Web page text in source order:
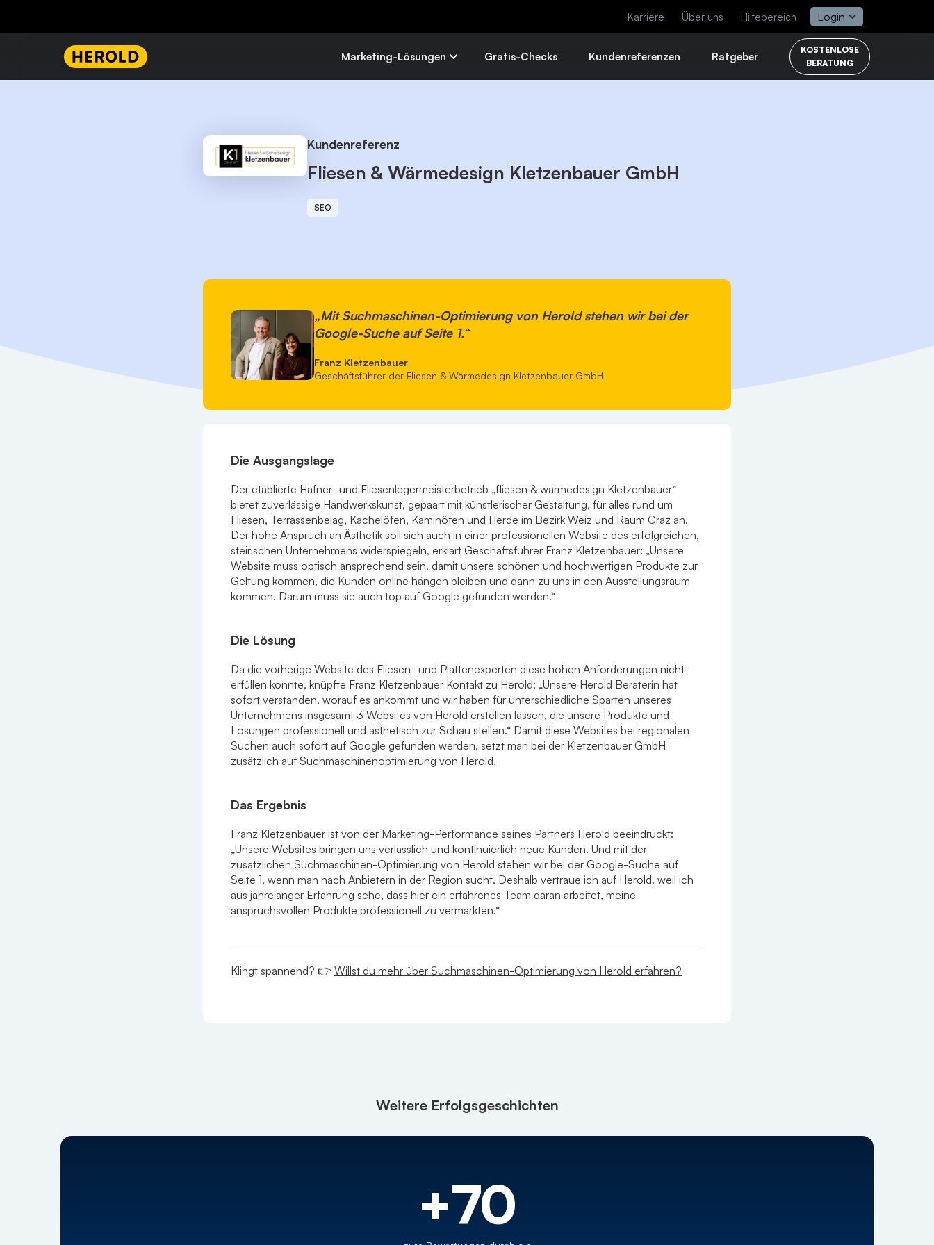
content
Karriere Über uns Hilfebereich Login
Marketing-Lösungen Gratis-Checks Kundenreferenzen Ratgeber
KOSTENLOSE
BERATUNG
Kundenreferenz
Fliesen & Wärmedesign Kletzenbauer GmbH
SEO
„Mit Suchmaschinen-Optimierung von Herold stehen wir bei der
Google-Suche auf Seite 1.“
Franz Kletzenbauer
Geschäftsführer der Fliesen & Wärmedesign Kletzenbauer GmbH
Die Ausgangslage
Der etablierte Hafner- und Fliesenlegermeisterbetrieb „fliesen & wärmedesign Kletzenbauer“
bietet zuverlässige Handwerkskunst, gepaart mit künstlerischer Gestaltung, für alles rund um
Fliesen, Terrassenbelag, Kachelöfen, Kaminöfen und Herde im Bezirk Weiz und Raum Graz an.
Der hohe Anspruch an Ästhetik soll sich auch in einer professionellen Website des erfolgreichen,
steirischen Unternehmens widerspiegeln, erklärt Geschäftsführer Franz Kletzenbauer: „Unsere
Website muss optisch ansprechend sein, damit unsere schönen und hochwertigen Produkte zur
Geltung kommen, die Kunden online hängen bleiben und dann zu uns in den Ausstellungsraum
kommen. Darum muss sie auch top auf Google gefunden werden.“
Die Lösung
Da die vorherige Website des Fliesen- und Plattenexperten diese hohen Anforderungen nicht
erfüllen konnte, knüpfte Franz Kletzenbauer Kontakt zu Herold: „Unsere Herold Beraterin hat
sofort verstanden, worauf es ankommt und wir haben für unterschiedliche Sparten unseres
Unternehmens insgesamt 3 Websites von Herold erstellen lassen, die unsere Produkte und
Lösungen professionell und ästhetisch zur Schau stellen.“ Damit diese Websites bei regionalen
Suchen auch sofort auf Google gefunden werden, setzt man bei der Kletzenbauer GmbH
zusätzlich auf Suchmaschinenoptimierung von Herold.
Das Ergebnis
Franz Kletzenbauer ist von der Marketing-Performance seines Partners Herold beeindruckt:
„Unsere Websites bringen uns verlässlich und kontinuierlich neue Kunden. Und mit der
zusätzlichen Suchmaschinen-Optimierung von Herold stehen wir bei der Google-Suche auf
Seite 1, wenn man nach Anbietern in der Region sucht. Deshalb vertraue ich auf Herold, weil ich
aus jahrelanger Erfahrung sehe, dass hier ein erfahrenes Team daran arbeitet, meine
anspruchsvollen Produkte professionell zu vermarkten.“
Klingt spannend? 👉 Willst du mehr über Suchmaschinen-Optimierung von Herold erfahren?
Weitere Erfolgsgeschichten
+70